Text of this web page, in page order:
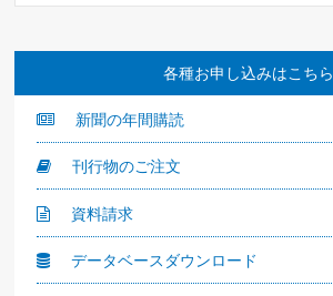
各種お申し込みはこちら
新聞の年間購読
刊行物のご注文
資料請求
データベースダウンロード